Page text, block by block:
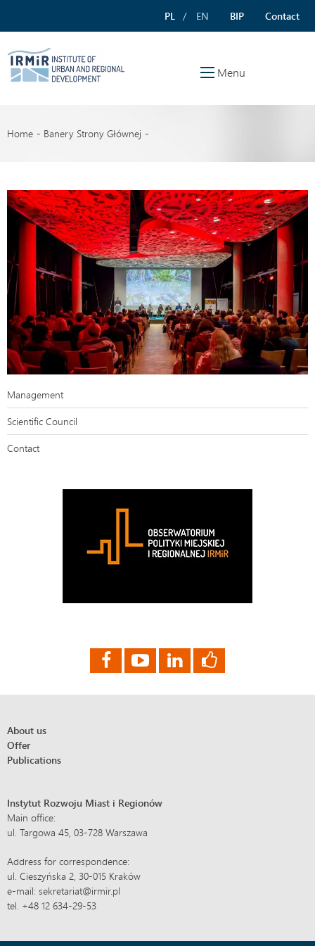
PL EN BIP Contact
Menu
Home Banery Strony Głównej
Management
Scientific Council
Contact
About us
Offer
Publications
Instytut Rozwoju Miast i Regionów
Main office:
ul. Targowa 45, 03-728 Warszawa
Address for correspondence:
ul. Cieszyńska 2, 30-015 Kraków
e-mail: sekretariat@irmir.pl
tel. +48 12 634-29-53